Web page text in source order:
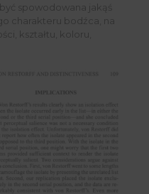
spowodowana jakąś
charakteru bodźca, na
kształtu, koloru,